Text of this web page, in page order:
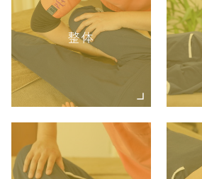
整体